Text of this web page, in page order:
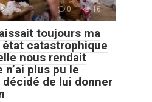
0 16
toujours ma
catastrophique
nous rendait
n’ai plus pu le
décidé de lui donner